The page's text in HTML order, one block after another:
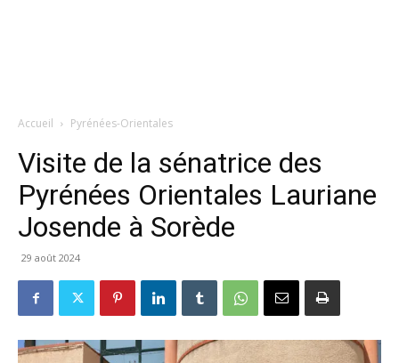
Accueil Pyrénées-Orientales
Visite de la sénatrice des
Pyrénées Orientales Lauriane
Josende à Sorède
29 août 2024